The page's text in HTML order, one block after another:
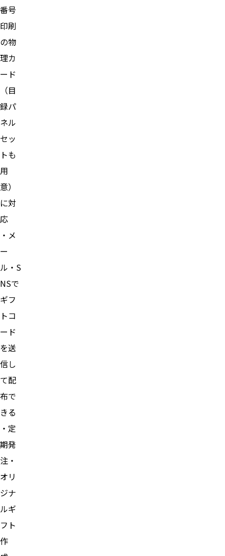
番号
印刷
の物
理カ
ード
（目
録パ
ネル
セッ
トも
用
意）
に対
応
・メ
ー
ル・S
NSで
ギフ
トコ
ード
を送
信し
て配
布で
きる
・定
期発
注・
オリ
ジナ
ルギ
フト
作